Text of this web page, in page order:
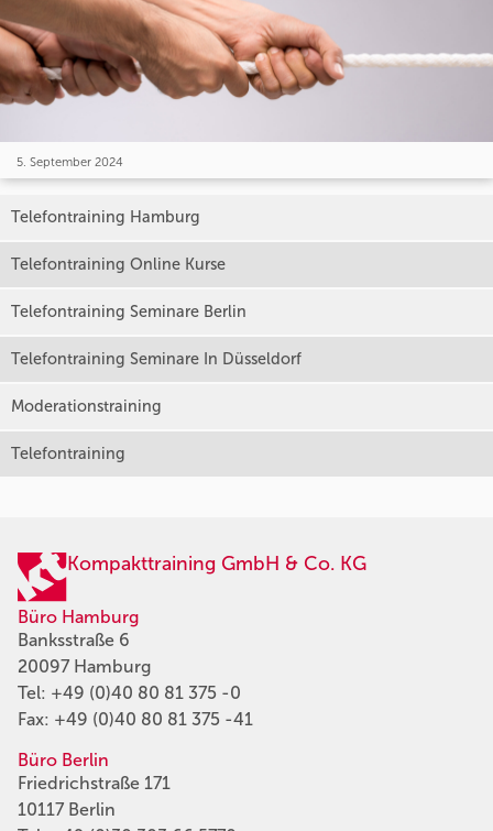
5. September 2024
Telefontraining Hamburg
Telefontraining Online Kurse
Telefontraining Seminare Berlin
Telefontraining Seminare In Düsseldorf
Moderationstraining
Telefontraining
Kompakttraining GmbH & Co. KG
Büro Hamburg
Banksstraße 6
20097 Hamburg
Tel: +49 (0)40 80 81 375 -0
Fax: +49 (0)40 80 81 375 -41
Büro Berlin
Friedrichstraße 171
10117 Berlin